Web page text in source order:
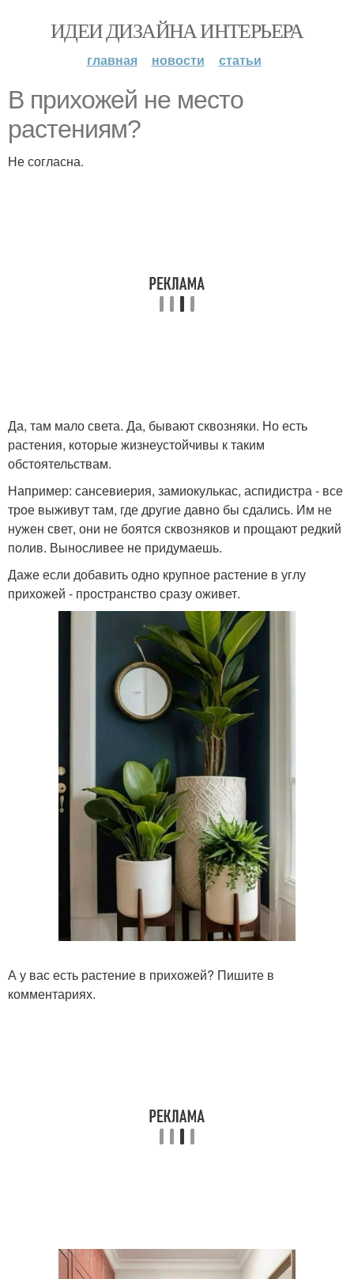
ИДЕИ ДИЗАЙНА ИНТЕРЬЕРА
главная новости статьи
В прихожей не место
растениям?
Не согласна.
Да, там мало света. Да, бывают сквозняки. Но есть
растения, которые жизнеустойчивы к таким
обстоятельствам.
Например: сансевиерия, замиокулькас, аспидистра - все
трое выживут там, где другие давно бы сдались. Им не
нужен свет, они не боятся сквозняков и прощают редкий
полив. Выносливее не придумаешь.
Даже если добавить одно крупное растение в углу
прихожей - пространство сразу оживет.
А у вас есть растение в прихожей? Пишите в
комментариях.